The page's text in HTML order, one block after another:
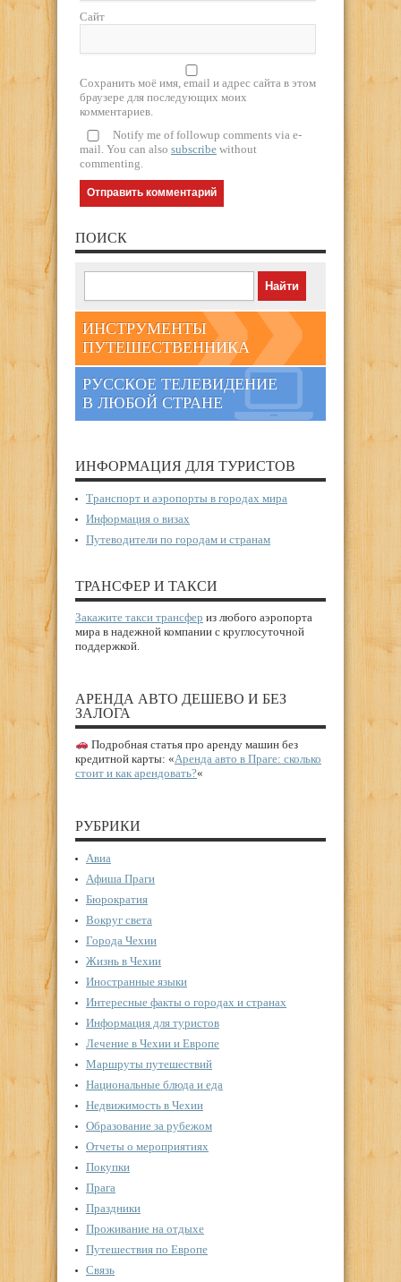
Сайт
Сохранить моё имя, email и адрес сайта в этом
браузере для последующих моих
комментариев.
Notify me of followup comments via e-
mail. You can also subscribe without
commenting.
ПОИСК
ИНСТРУМЕНТЫ
ПУТЕШЕСТВЕННИКА
РУССКОЕ ТЕЛЕВИДЕНИЕ
В ЛЮБОЙ СТРАНЕ
ИНФОРМАЦИЯ ДЛЯ ТУРИСТОВ
Транспорт и аэропорты в городах мира
Информация о визах
Путеводители по городам и странам
ТРАНСФЕР И ТАКСИ
Закажите такси трансфер из любого аэропорта
мира в надежной компании с круглосуточной
поддержкой.
АРЕНДА АВТО ДЕШЕВО И БЕЗ
ЗАЛОГА
Подробная статья про аренду машин без
кредитной карты: «Аренда авто в Праге: сколько
стоит и как арендовать?«
РУБРИКИ
Авиа
Афиша Праги
Бюрократия
Вокруг света
Города Чехии
Жизнь в Чехии
Иностранные языки
Интересные факты о городах и странах
Информация для туристов
Лечение в Чехии и Европе
Маршруты путешествий
Национальные блюда и еда
Недвижимость в Чехии
Образование за рубежом
Отчеты о мероприятиях
Покупки
Прага
Праздники
Проживание на отдыхе
Путешествия по Европе
Связь